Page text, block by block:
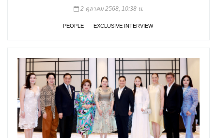
2 ตุลาคม 2568, 10:38 น.
PEOPLE EXCLUSIVE INTERVIEW